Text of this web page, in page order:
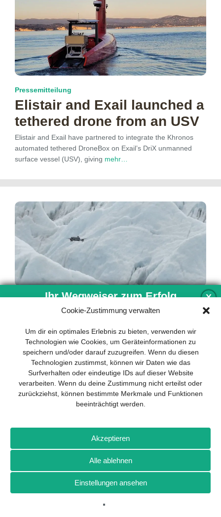
Cookie-Zustimmung verwalten
Um dir ein optimales Erlebnis zu bieten, verwenden wir
Technologien wie Cookies, um Geräteinformationen zu
speichern und/oder darauf zuzugreifen. Wenn du diesen
Technologien zustimmst, können wir Daten wie das
Surfverhalten oder eindeutige IDs auf dieser Website
verarbeiten. Wenn du deine Zustimmung nicht erteilst oder
zurückziehst, können bestimmte Merkmale und Funktionen
beeinträchtigt werden.
Akzeptieren
Alle ablehnen
Einstellungen ansehen
Pressemitteilung
Elistair and Exail launched a
tethered drone from an USV
Elistair and Exail have partnered to integrate the Khronos
automated tethered DroneBox on Exail’s DriX unmanned
surface vessel (USV), giving mehr…
DJI-Drohnen kartieren
Khumbu-Eisbruch am Mount
Everest
DJI, der weltweit führende Anbieter von zivilen Drohnen und
kreativer Kameratechnologie, hat heute neues Langzeit-
Vermessungsmaterial des Khumbu-Eisbruchs am Mount
Everestmehr…
X
Ihr Wegweiser zum Erfolg
nachhaltigen Geschäftsmodells sind für
jedes Unternehmen unverzichtbar. Das
Business Model Canvas hilft, sich dabei
auf das Wesentliche zu konzentrieren
und stets im Blick zu behalten, worauf es
wirklich ankommt.
Abonnieren Sie unseren kostenlosen
herunter: „Vom Produkt zum Business:
NEWSLETTER-ANMELDUNG